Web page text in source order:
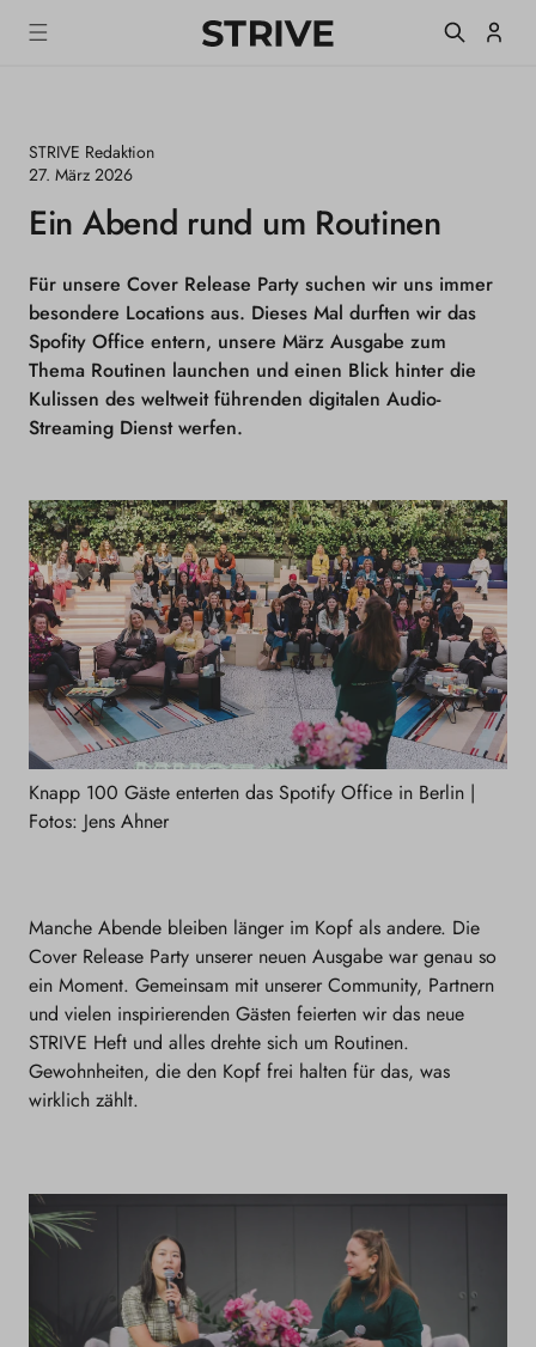
S
T
a
z
n
e
STRIVE Redaktion
27. März 2026
Ein Abend rund um Routinen
Für unsere Cover Release Party suchen wir uns immer
besondere Locations aus. Dieses Mal durften wir das
Spofity Office entern, unsere März Ausgabe zum
Thema Routinen launchen und einen Blick hinter die
Kulissen des weltweit führenden digitalen Audio-
Streaming Dienst werfen.
Knapp 100 Gäste enterten das Spotify Office in Berlin |
Fotos: Jens Ahner
Manche Abende bleiben länger im Kopf als andere. Die
Cover Release Party unserer neuen Ausgabe war genau so
ein Moment. Gemeinsam mit unserer Community, Partnern
und vielen inspirierenden Gästen feierten wir das neue
STRIVE Heft und alles drehte sich um Routinen.
Gewohnheiten, die den Kopf frei halten für das, was
wirklich zählt.